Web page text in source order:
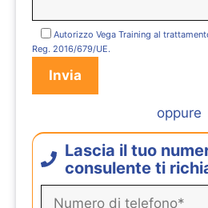
Autorizzo Vega Training al
Reg. 2016/679/UE.
oppure
Lascia il tuo
consulente ti